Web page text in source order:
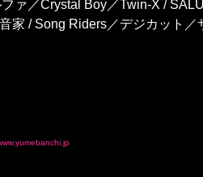
ァ／Crystal Boy／Twin-X /
家 / Song Riders／デジカット／